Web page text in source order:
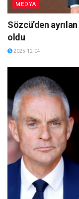
MEDYA
Sözcü’den
oldu
2025-12-04